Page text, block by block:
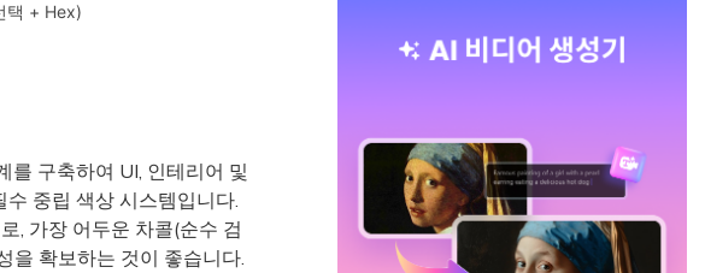
택 + Hex)
를 구축하여 UI, 인테리어 및
중립 색상 시스템입니다.
, 가장 어두운 차콜(순수 검
을 확보하는 것이 좋습니다.